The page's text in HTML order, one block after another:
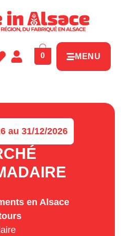
0 MENU
au 31/12/2026
en Alsace